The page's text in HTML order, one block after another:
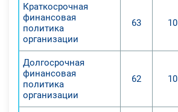
Краткосрочная
финансовая
политика
организации
63 10
Долгосрочная
финансовая
политика
организации
62 10